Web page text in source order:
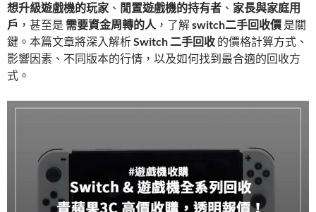
想升級遊戲機的玩家 、 閒置遊戲機的持有者 、 家長與家庭用
戶 ，甚至是 需要資金周轉的人 ，了解switch二手回收價 是關
鍵。本篇文章將深入解析Switch 二手回收 的價格計算方式、
影響因素、不同版本的行情，以及如何找到最合適的回收方
式。